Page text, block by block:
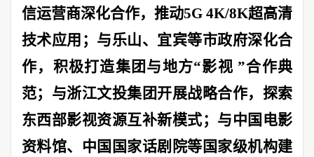
信运营商深化合作，推动5G 4K/8K超高清
技术应用；与乐山、宜宾等市政府深化合
作，积极打造集团与地方“影视”合作典
范；与浙江文投集团开展战略合作，探索
东西部影视资源互补新模式；与中国电影
资料馆、中国国家话剧院等国家级机构建